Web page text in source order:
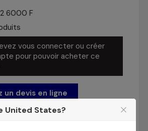
6000 F
vous connecter ou créer
pour pouvoir acheter ce
un devis en ligne
United States?